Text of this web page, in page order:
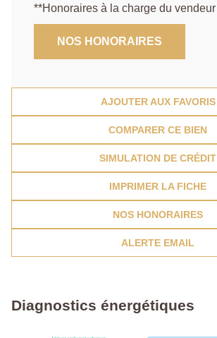
**Honoraires à la charge du vendeur
NOS HONORAIRES
AJOUTER AUX FAVORIS
COMPARER CE BIEN
SIMULATION DE CRÉDIT
IMPRIMER LA FICHE
NOS HONORAIRES
ALERTE EMAIL
Diagnostics énergétiques